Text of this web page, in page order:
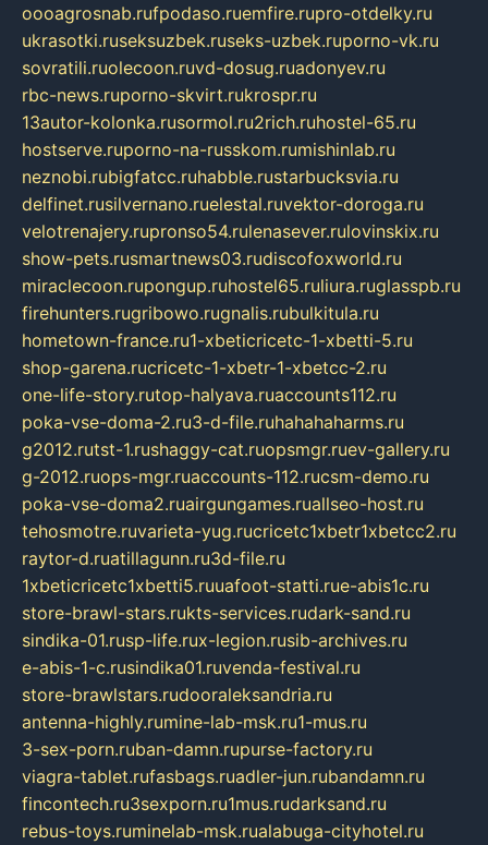
oooagrosnab.rufpodaso.ruemfire.rupro-otdelky.ru
ukrasotki.ruseksuzbek.ruseks-uzbek.ruporno-vk.ru
sovratili.ruolecoon.ruvd-dosug.ruadonyev.ru
rbc-news.ruporno-skvirt.rukrospr.ru
13autor-kolonka.rusormol.ru2rich.ruhostel-65.ru
hostserve.ruporno-na-russkom.rumishinlab.ru
neznobi.rubigfatcc.ruhabble.rustarbucksvia.ru
delfinet.rusilvernano.ruelestal.ruvektor-doroga.ru
velotrenajery.rupronso54.rulenasever.rulovinskix.ru
show-pets.rusmartnews03.rudiscofoxworld.ru
miraclecoon.rupongup.ruhostel65.ruliura.ruglasspb.ru
firehunters.rugribowo.rugnalis.rubulkitula.ru
hometown-france.ru1-xbeticricetc-1-xbetti-5.ru
shop-garena.rucricetc-1-xbetr-1-xbetcc-2.ru
one-life-story.rutop-halyava.ruaccounts112.ru
poka-vse-doma-2.ru3-d-file.ruhahahaharms.ru
g2012.rutst-1.rushaggy-cat.ruopsmgr.ruev-gallery.ru
g-2012.ruops-mgr.ruaccounts-112.rucsm-demo.ru
poka-vse-doma2.ruairgungames.ruallseo-host.ru
tehosmotre.ruvarieta-yug.rucricetc1xbetr1xbetcc2.ru
raytor-d.ruatillagunn.ru3d-file.ru
1xbeticricetc1xbetti5.ruuafoot-statti.rue-abis1c.ru
store-brawl-stars.rukts-services.rudark-sand.ru
sindika-01.rusp-life.rux-legion.rusib-archives.ru
e-abis-1-c.rusindika01.ruvenda-festival.ru
store-brawlstars.rudooraleksandria.ru
antenna-highly.rumine-lab-msk.ru1-mus.ru
3-sex-porn.ruban-damn.rupurse-factory.ru
viagra-tablet.rufasbags.ruadler-jun.rubandamn.ru
fincontech.ru3sexporn.ru1mus.rudarksand.ru
rebus-toys.ruminelab-msk.rualabuga-cityhotel.ru